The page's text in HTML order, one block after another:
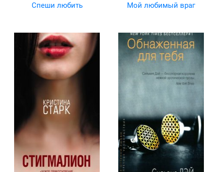
Спеши любить
Мой любимый враг